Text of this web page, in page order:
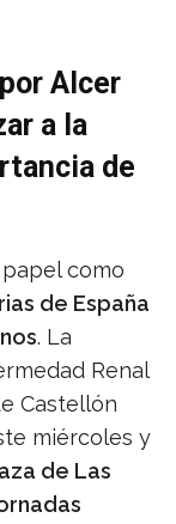
Alcer
a la
de
como
de España
. La
Renal
Castellón
miércoles y
de Las